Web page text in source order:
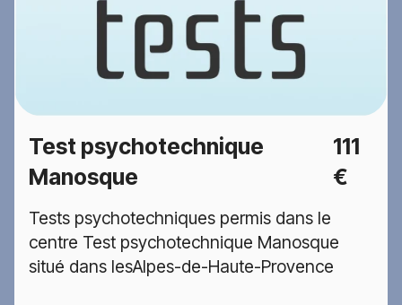
Test psychotechnique
Manosque
111
€
Tests psychotechniques permis dans le
centre Test psychotechnique Manosque
situé dans lesAlpes-de-Haute-Provence